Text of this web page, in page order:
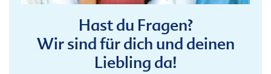
Hast du Fragen?
Wir sind für dich und deinen
Liebling da!